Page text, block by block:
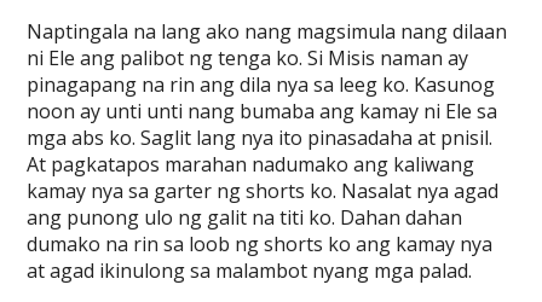
Naptingala na lang ako nang magsimula nang dilaan
ni Ele ang palibot ng tenga ko. Si Misis naman ay
pinagapang na rin ang dila nya sa leeg ko. Kasunog
noon ay unti unti nang bumaba ang kamay ni Ele sa
mga abs ko. Saglit lang nya ito pinasadaha at pnisil.
At pagkatapos marahan nadumako ang kaliwang
kamay nya sa garter ng shorts ko. Nasalat nya agad
ang punong ulo ng galit na titi ko. Dahan dahan
dumako na rin sa loob ng shorts ko ang kamay nya
at agad ikinulong sa malambot nyang mga palad.